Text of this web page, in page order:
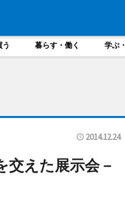
う 暮らす・働く 学ぶ
2014.12.24
えた展示会－